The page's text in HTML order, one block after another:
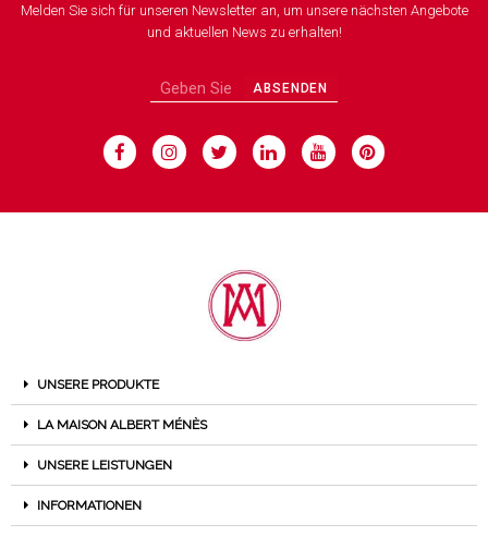
Melden Sie sich für unseren Newsletter an, um unsere nächsten Angebote
und aktuellen News zu erhalten!
ABSENDEN
UNSERE PRODUKTE
LA MAISON ALBERT MÉNÈS
UNSERE LEISTUNGEN
INFORMATIONEN